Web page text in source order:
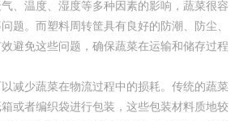
、温度、湿度等多种因素的影响，蔬菜很容
题。而塑料周转筐具有良好的防潮、防尘、
避免这些问题，确保蔬菜在运输和储存过程
减少蔬菜在物流过程中的损耗。传统的蔬菜
或者编织袋进行包装，这些包装材料质地较